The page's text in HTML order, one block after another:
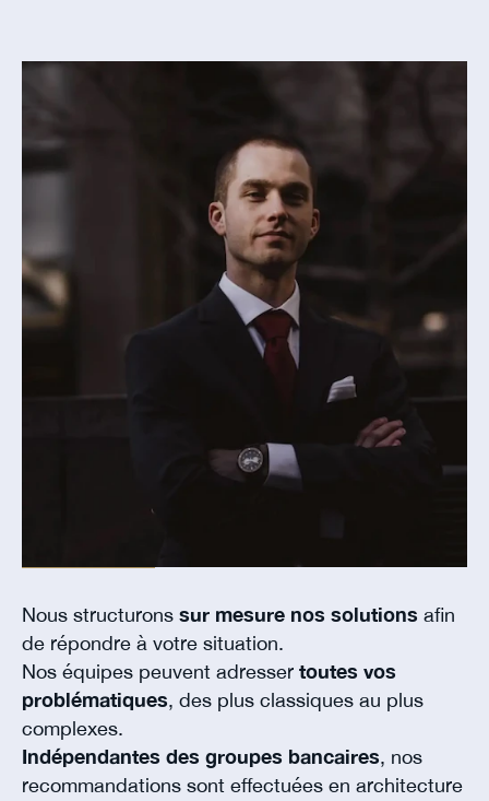
Nous structurons sur mesure nos solutions afin
de répondre à votre situation.
Nos équipes peuvent adresser toutes vos
problématiques, des plus classiques au plus
complexes.
Indépendantes des groupes bancaires, nos
recommandations sont effectuées en architecture